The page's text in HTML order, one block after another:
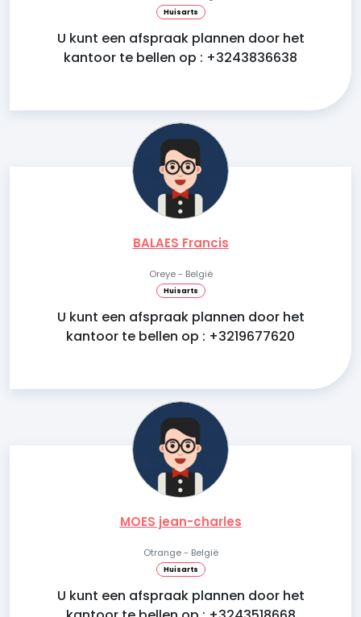
Huisarts
U kunt een afspraak plannen door het
kantoor te bellen op : +3243836638
BALAES Francis
Oreye - België
Huisarts
U kunt een afspraak plannen door het
kantoor te bellen op : +3219677620
MOES jean-charles
Otrange - België
Huisarts
U kunt een afspraak plannen door het